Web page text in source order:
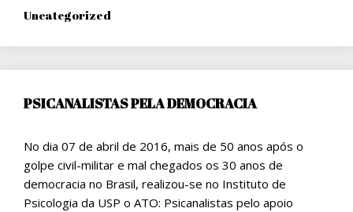
Uncategorized
PSICANALISTAS PELA DEMOCRACIA
No dia 07 de abril de 2016, mais de 50 anos após o
golpe civil-militar e mal chegados os 30 anos de
democracia no Brasil, realizou-se no Instituto de
Psicologia da USP o ATO: Psicanalistas pelo apoio